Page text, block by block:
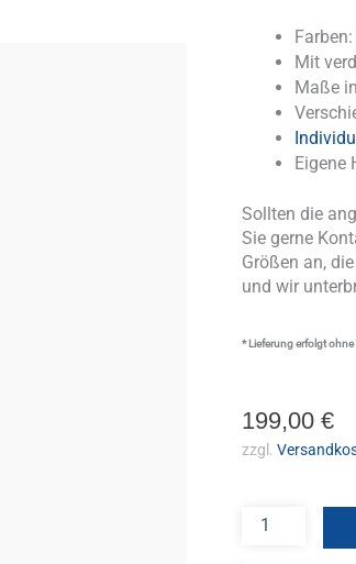
Mit
Maße
Eigene
Sollten die
Sie gerne
Größen an,
und wir
* Lieferung erfolgt
199,00 €
zzgl.